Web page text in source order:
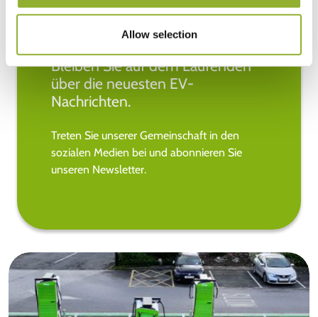
Allow selection
Bleiben Sie auf dem Laufenden
über die neuesten EV-
Nachrichten.
Treten Sie unserer Gemeinschaft in den
sozialen Medien bei und abonnieren Sie
unseren Newsletter.